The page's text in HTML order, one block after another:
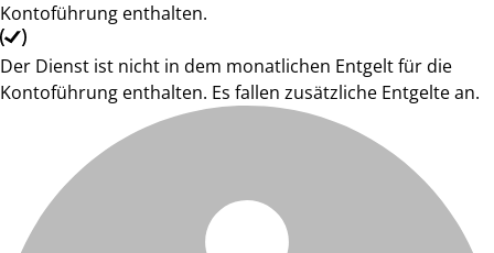
Kontoführung enthalten.
Der Dienst ist nicht in dem monatlichen Entgelt für die
Kontoführung enthalten. Es fallen zusätzliche Entgelte an.